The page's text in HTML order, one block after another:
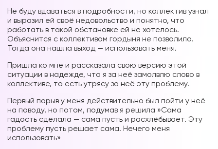
Не буду вдаваться в подробности, но коллектив узнал
и выразил ей своё недовольство и понятно, что
работать в такой обстановке ей не хотелось.
Объяснится с коллективом гордыня не позволила.
Тогда она нашла выход — использовать меня.
Пришла ко мне и рассказала свою версию этой
ситуации в надежде, что я за неё замолвлю слово в
коллективе, то есть утрясу за неё эту проблему.
Первый порыв у меня действительно был пойти у неё
на поводу, но потом, подумав я решила »Сама
гадость сделала — сама пусть и расхлёбывает. Эту
проблему пусть решает сама. Нечего меня
использовать»